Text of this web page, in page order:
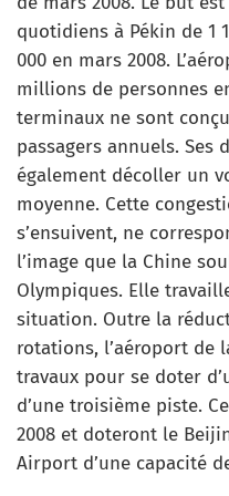
quotidiens à Pékin de 1
000 en mars 2008.
millions de personnes
terminaux ne sont
passagers annuels. Ses
également décoller un
moyenne. Cette
s’ensuivent, ne
l’image que la Chine
Olympiques. Elle
situation. Outre la
rotations, l’aéroport de
travaux pour se doter
d’une troisième piste.
2008 et doteront le
Airport d’une capacité